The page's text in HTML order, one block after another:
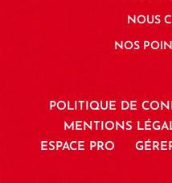
NOUS
NOS
POLITIQUE DE
MENTIONS
ESPACE PRO